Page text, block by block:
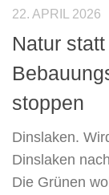
22. APRIL 2026
Natur
stoppen
Dinslaken.
Dinslaken
Die Grünen